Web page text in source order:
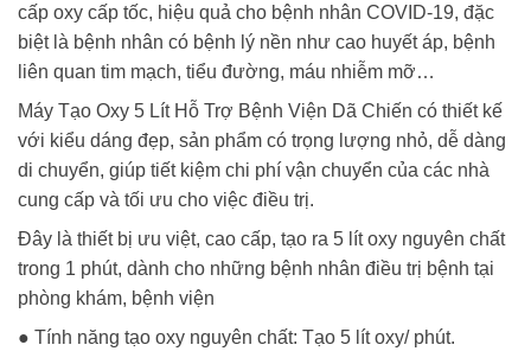
cấp oxy cấp tốc, hiệu quả cho bệnh nhân COVID-19, đặc
biệt là bệnh nhân có bệnh lý nền như cao huyết áp, bệnh
liên quan tim mạch, tiểu đường, máu nhiễm mỡ…
Máy Tạo Oxy 5 Lít Hỗ Trợ Bệnh Viện Dã Chiến có thiết kế
với kiểu dáng đẹp, sản phẩm có trọng lượng nhỏ, dễ dàng
di chuyển, giúp tiết kiệm chi phí vận chuyển của các nhà
cung cấp và tối ưu cho việc điều trị.
Đây là thiết bị ưu việt, cao cấp, tạo ra 5 lít oxy nguyên chất
trong 1 phút, dành cho những bệnh nhân điều trị bệnh tại
phòng khám, bệnh viện
● Tính năng tạo oxy nguyên chất: Tạo 5 lít oxy/ phút.